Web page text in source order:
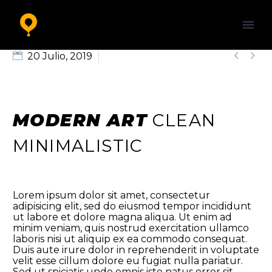

20 Julio, 2019
MODERN ART CLEAN
MINIMALISTIC
Lorem ipsum dolor sit amet, consectetur
adipisicing elit, sed do eiusmod tempor incididunt
ut labore et dolore magna aliqua. Ut enim ad
minim veniam, quis nostrud exercitation ullamco
laboris nisi ut aliquip ex ea commodo consequat.
Duis aute irure dolor in reprehenderit in voluptate
velit esse cillum dolore eu fugiat nulla pariatur.